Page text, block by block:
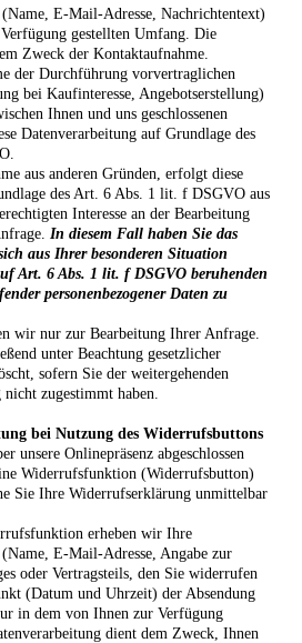
(Name, E-Mail-Adresse, Nachrichtentext)
gestellten Umfang. Die
Zweck der Kontaktaufnahme.
der Durchführung vorvertraglichen
bei Kaufinteresse, Angebotserstellung)
Ihnen und uns geschlossenen
Datenverarbeitung auf Grundlage des
aus anderen Gründen, erfolgt diese
des Art. 6 Abs. 1 lit. f DSGVO aus
Interesse an der Bearbeitung
In diesem Fall haben Sie das
aus Ihrer besonderen Situation
Art. 6 Abs. 1 lit. f DSGVO beruhenden
personenbezogener Daten zu
wir nur zur Bearbeitung Ihrer Anfrage.
unter Beachtung gesetzlicher
sofern Sie der weitergehenden
zugestimmt haben.
bei Nutzung des Widerrufsbuttons
unsere Onlinepräsenz abgeschlossen
Widerrufsfunktion (Widerrufsbutton)
Sie Ihre Widerrufserklärung unmittelbar
erheben wir Ihre
(Name, E-Mail-Adresse, Angabe zur
oder Vertragsteils, den Sie widerrufen
(Datum und Uhrzeit) der Absendung
in dem von Ihnen zur Verfügung
dient dem Zweck, Ihnen